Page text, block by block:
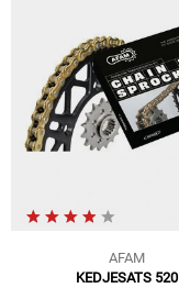
AFAM
KEDJESATS 520